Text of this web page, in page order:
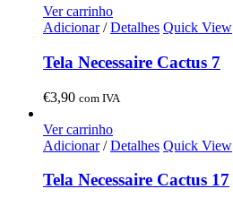
Ver carrinho
Adicionar/ Detalhes Quick View
Tela Necessaire Cactus 7
€3,90 com IVA
Ver carrinho
Adicionar/ Detalhes Quick View
Tela Necessaire Cactus 17